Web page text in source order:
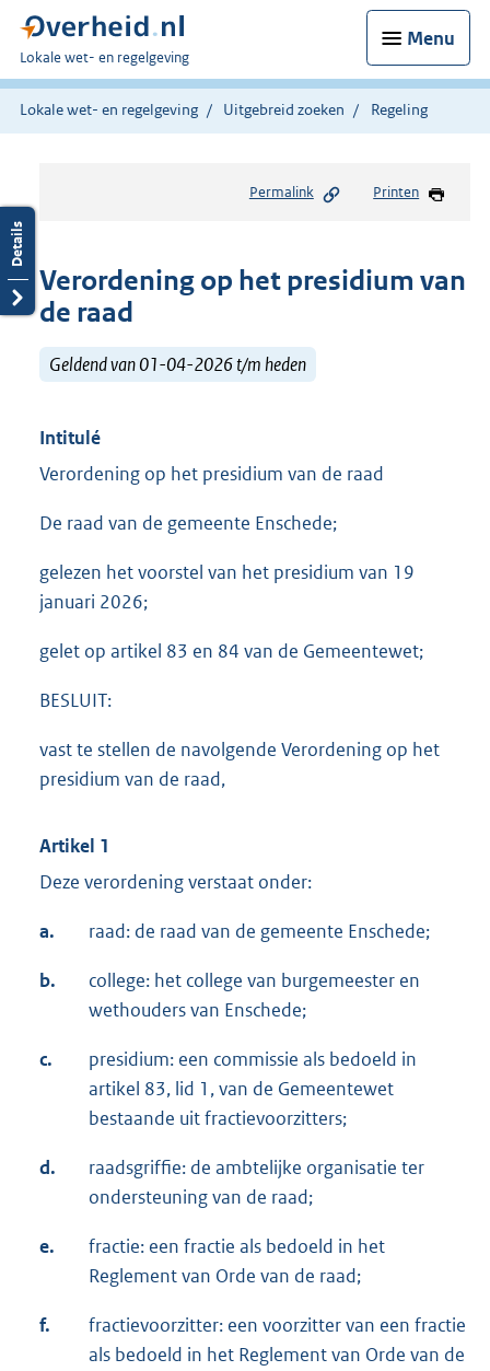
Menu
U
bent
hier:
Lokale wet- en regelgeving
Lokale wet- en regelgeving Uitgebreid zoeken Regeling
Permalink Printen
Verordening op het presidium van
de raad
Geldend van 01-04-2026 t/m heden
Intitulé
Verordening op het presidium van de raad
De raad van de gemeente Enschede;
gelezen het voorstel van het presidium van 19
januari 2026;
gelet op artikel 83 en 84 van de Gemeentewet;
BESLUIT:
vast te stellen de navolgende Verordening op het
presidium van de raad,
Artikel 1
Deze verordening verstaat onder:
a. raad: de raad van de gemeente Enschede;
b.
college: het college van burgemeester en
wethouders van Enschede;
c.
presidium: een commissie als bedoeld in
artikel 83, lid 1, van de Gemeentewet
bestaande uit fractievoorzitters;
d.
raadsgriffie: de ambtelijke organisatie ter
ondersteuning van de raad;
e.
fractie: een fractie als bedoeld in het
Reglement van Orde van de raad;
f.
fractievoorzitter: een voorzitter van een fractie
als bedoeld in het Reglement van Orde van de